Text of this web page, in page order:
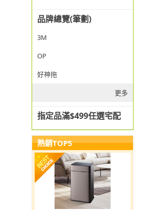
品牌總覽(筆劃)
3M
OP
好神拖
更多
指定品滿$499任選宅配
熱銷TOP5